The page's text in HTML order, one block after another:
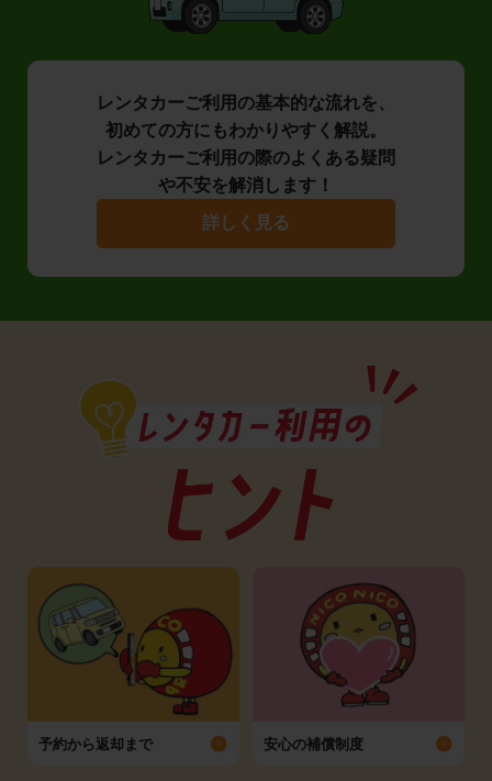
レンタカーご利用の基本的な流れを、
初めての方にもわかりやすく解説。
レンタカーご利用の際のよくある疑問
や不安を解消します！
詳しく見る
予約から返却まで 安心の補償制度